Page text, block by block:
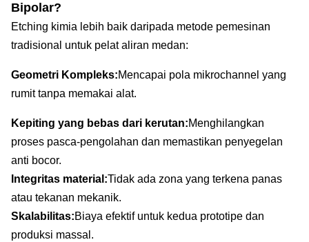
Bipolar?
Etching kimia lebih baik daripada metode pemesinan
tradisional untuk pelat aliran medan:
Geometri Kompleks:Mencapai pola mikrochannel yang
rumit tanpa memakai alat.
Kepiting yang bebas dari kerutan:Menghilangkan
proses pasca-pengolahan dan memastikan penyegelan
anti bocor.
Integritas material:Tidak ada zona yang terkena panas
atau tekanan mekanik.
Skalabilitas:Biaya efektif untuk kedua prototipe dan
produksi massal.